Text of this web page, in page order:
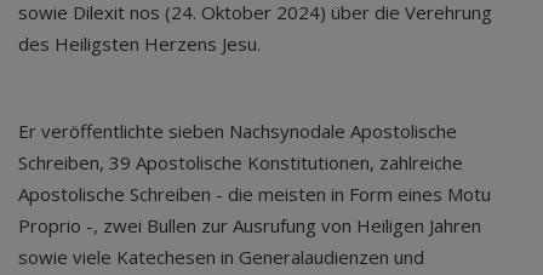
sowie Dilexit nos (24. Oktober 2024) über die Verehrung
des Heiligsten Herzens Jesu.
Er veröffentlichte sieben Nachsynodale Apostolische
Schreiben, 39 Apostolische Konstitutionen, zahlreiche
Apostolische Schreiben - die meisten in Form eines Motu
Proprio -, zwei Bullen zur Ausrufung von Heiligen Jahren
sowie viele Katechesen in Generalaudienzen und